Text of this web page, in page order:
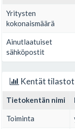
Yritysten
kokonaismäärä
Ainutlaatuiset
sähköpostit
Kentät tilastot
Tietokentän nimi
Toiminta